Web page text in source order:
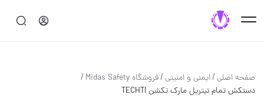
صفحه اصلی/ایمنی و امنیتی/فروشگاه Midas Safety /
️دستکش تمام نیتریل مارک تکشن TECHTI